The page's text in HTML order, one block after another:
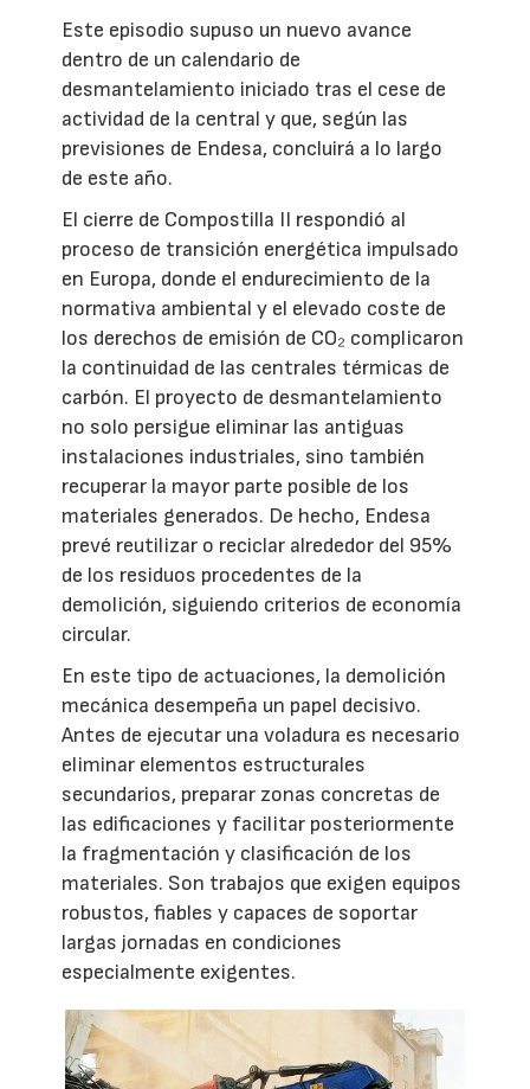
Este episodio supuso un nuevo avance
dentro de un calendario de
desmantelamiento iniciado tras el cese de
actividad de la central y que, según las
previsiones de Endesa, concluirá a lo largo
de este año.
El cierre de Compostilla II respondió al
proceso de transición energética impulsado
en Europa, donde el endurecimiento de la
normativa ambiental y el elevado coste de
los derechos de emisión de CO₂ complicaron
la continuidad de las centrales térmicas de
carbón. El proyecto de desmantelamiento
no solo persigue eliminar las antiguas
instalaciones industriales, sino también
recuperar la mayor parte posible de los
materiales generados. De hecho, Endesa
prevé reutilizar o reciclar alrededor del 95%
de los residuos procedentes de la
demolición, siguiendo criterios de economía
circular.
En este tipo de actuaciones, la demolición
mecánica desempeña un papel decisivo.
Antes de ejecutar una voladura es necesario
eliminar elementos estructurales
secundarios, preparar zonas concretas de
las edificaciones y facilitar posteriormente
la fragmentación y clasificación de los
materiales. Son trabajos que exigen equipos
robustos, fiables y capaces de soportar
largas jornadas en condiciones
especialmente exigentes.